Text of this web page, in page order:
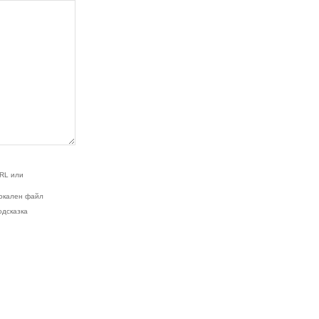
или
файл